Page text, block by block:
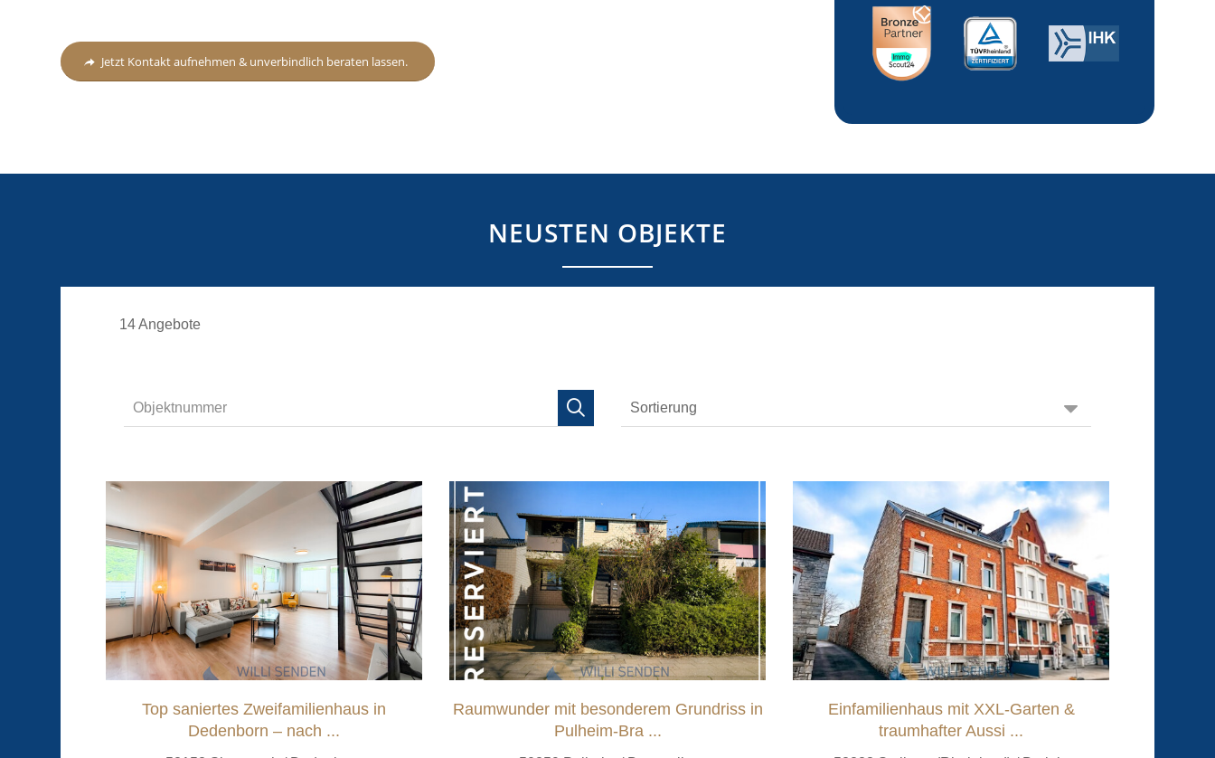
Jetzt Kontakt aufnehmen & unverbindlich beraten lassen.
NEUSTEN OBJEKTE